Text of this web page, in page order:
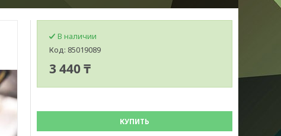
В наличии
Код: 85019089
3 440 ₸
КУПИТЬ